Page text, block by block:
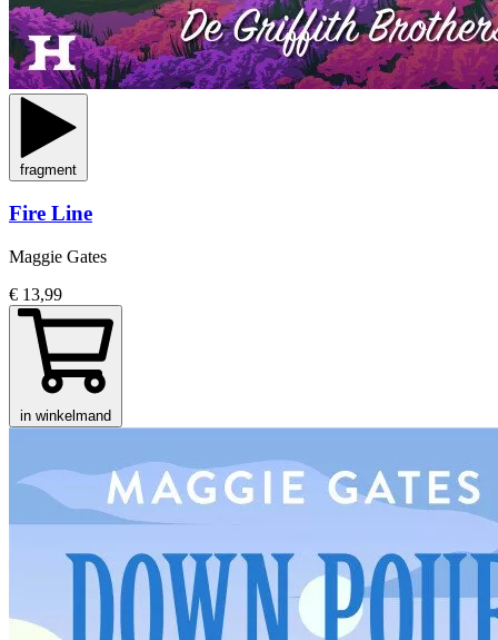
fragment
Fire Line
Maggie Gates
€ 13,99
in winkelmand